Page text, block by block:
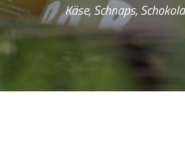
Käse, Schnaps,